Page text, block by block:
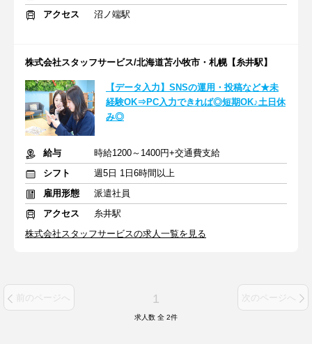
アクセス
沼ノ端駅
株式会社スタッフサービス/北海道苫小牧市・札幌【糸井駅】
【データ入力】SNSの運用・投稿など★未
経験OK⇒PC入力できれば◎短期OK♪土日休
み◎
給与
時給1200～1400円+交通費支給
シフト
週5日 1日6時間以上
雇用形態
派遣社員
アクセス
糸井駅
株式会社スタッフサービスの求人一覧を見る
前のページへ 1 次のページへ
求人数 全 2件